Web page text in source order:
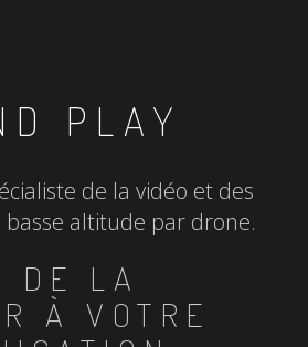
PLAY
de la vidéo et des
basse altitude par drone.
DE LA
À VOTRE